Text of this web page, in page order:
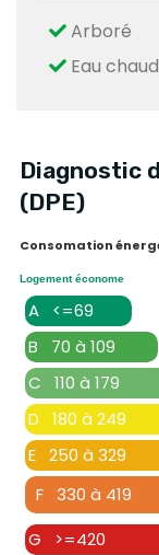
Arboré
Eau
Diagnostic
(DPE)
Consomation
Logement économe
A <=69
B 70 à 109
C 110 à 179
D 180 à 249
E 250 à 329
F 330 à 419
G >=420